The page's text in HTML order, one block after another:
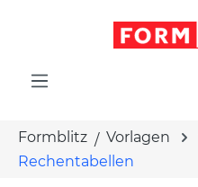
Formblitz Vorlagen
Rechentabellen